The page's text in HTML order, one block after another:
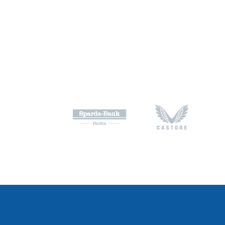
Aufsichtsrat e.V. und
Verband (BFV). Seit
mit unserem
sie das Vertrauen der